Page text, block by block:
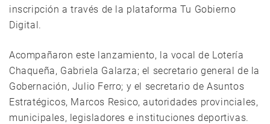
inscripción a través de la plataforma Tu Gobierno
Digital.
Acompañaron este lanzamiento, la vocal de Lotería
Chaqueña, Gabriela Galarza; el secretario general de la
Gobernación, Julio Ferro; y el secretario de Asuntos
Estratégicos, Marcos Resico, autoridades provinciales,
municipales, legisladores e instituciones deportivas.